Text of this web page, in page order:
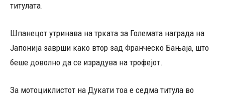
титулата.
Шпанецот утринава на трката за Големата награда на
Јапонија заврши како втор зад Франческо Бањаја, што
беше доволно да се израдува на трофејот.
За мотоциклистот на Дукати тоа е седма титула во